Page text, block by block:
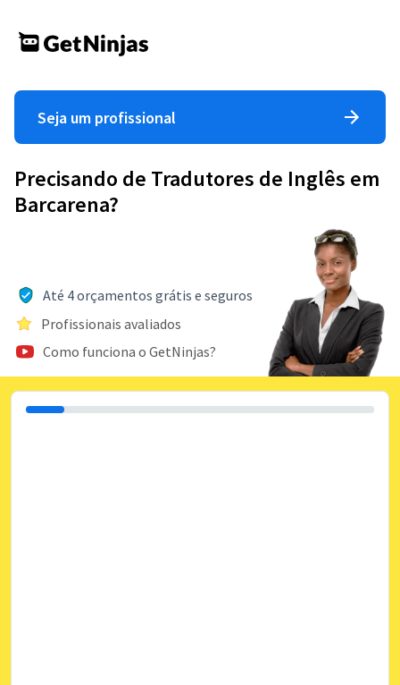
Seja um profissional
Precisando de Tradutores de Inglês em
Barcarena?
Até 4 orçamentos grátis e seguros
Profissionais avaliados
Como funciona o GetNinjas?